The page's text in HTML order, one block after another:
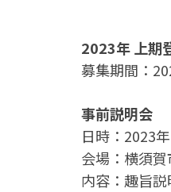
2023年 上期
募集期間：
事前説明会
日時：2023
会場：横須
内容：趣旨